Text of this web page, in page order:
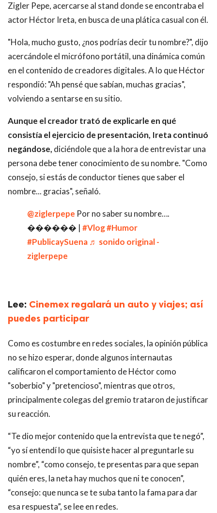
Zigler Pepe, acercarse al stand donde se encontraba el
actor Héctor Ireta, en busca de una plática casual con él.
"Hola, mucho gusto, ¿nos podrías decir tu nombre?", dijo
acercándole el micrófono portátil, una dinámica común
en el contenido de creadores digitales. A lo que Héctor
respondió: "Ah pensé que sabían, muchas gracias",
volviendo a sentarse en su sitio.
Aunque el creador trató de explicarle en qué
consistía el ejercicio de presentación, Ireta continuó
negándose, diciéndole que a la hora de entrevistar una
persona debe tener conocimiento de su nombre. "Como
consejo, si estás de conductor tienes que saber el
nombre... gracias", señaló.
@ziglerpepe Por no saber su nombre….
������ | #Vlog#Humor
#PublicaySuena ♬ sonido original -
ziglerpepe
Lee: Cinemex regalará un auto y viajes; así
puedes participar
Como es costumbre en redes sociales, la opinión pública
no se hizo esperar, donde algunos internautas
calificaron el comportamiento de Héctor como
"soberbio" y "pretencioso", mientras que otros,
principalmente colegas del gremio trataron de justificar
su reacción.
“Te dio mejor contenido que la entrevista que te negó”,
“yo sí entendí lo que quisiste hacer al preguntarle su
nombre”, “como consejo, te presentas para que sepan
quién eres, la neta hay muchos que ni te conocen”,
“consejo: que nunca se te suba tanto la fama para dar
esa respuesta”, se lee en redes.